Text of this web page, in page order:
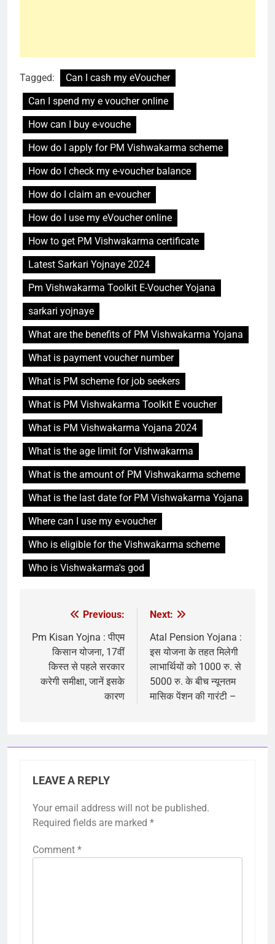
Tagged:
Can I cash my eVoucher
Can I spend my e voucher online
How can I buy e-vouche
How do I apply for PM Vishwakarma scheme
How do I check my e-voucher balance
How do I claim an e-voucher
How do I use my eVoucher online
How to get PM Vishwakarma certificate
Latest Sarkari Yojnaye 2024
Pm Vishwakarma Toolkit E-Voucher Yojana
sarkari yojnaye
What are the benefits of PM Vishwakarma Yojana
What is payment voucher number
What is PM scheme for job seekers
What is PM Vishwakarma Toolkit E voucher
What is PM Vishwakarma Yojana 2024
What is the age limit for Vishwakarma
What is the amount of PM Vishwakarma scheme
What is the last date for PM Vishwakarma Yojana
Where can I use my e-voucher
Who is eligible for the Vishwakarma scheme
Who is Vishwakarma's god
Previous:
Pm Kisan Yojna : पीएम
किसान योजना, 17वीं
किस्त से पहले सरकार
करेगी समीक्षा, जानें इसके
कारण
Next:
Atal Pension Yojana :
इस योजना के तहत मिलेगी
लाभार्थियों को 1000 रु. से
5000 रु. के बीच न्यूनतम
मासिक पेंशन की गारंटी –
LEAVE A REPLY
Your email address will not be published.
Required fields are marked *
Comment *